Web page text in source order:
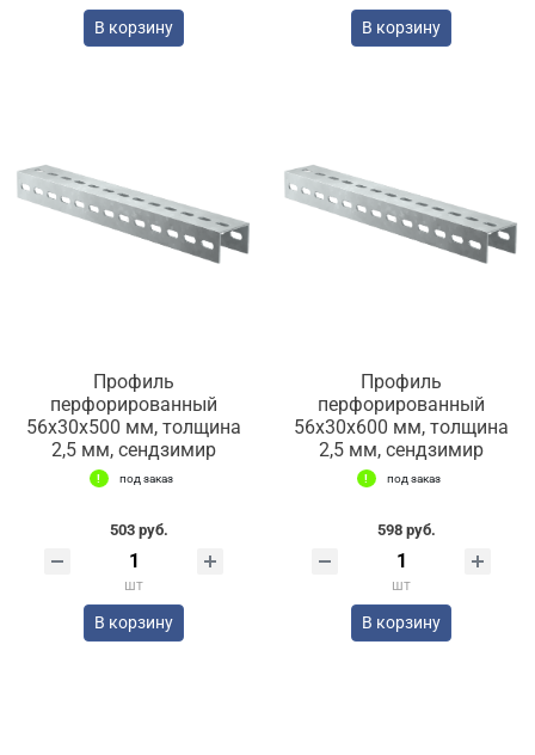
В корзину В корзину
Профиль
перфорированный
56х30х500 мм, толщина
2,5 мм, сендзимир
под заказ
503 руб.
шт
В корзину
Профиль
перфорированный
56х30х600 мм, толщина
2,5 мм, сендзимир
под заказ
598 руб.
шт
В корзину